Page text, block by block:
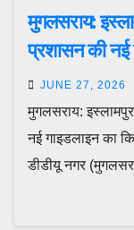
मुगलसराय:
प्रशासन की नई
JUNE 27, 2026
मुगलसराय:
नई गाइडलाइन का
डीडीयू नगर